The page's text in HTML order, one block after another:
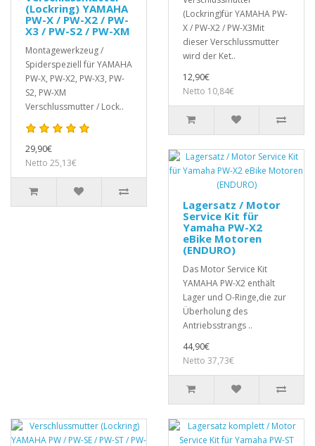
(Lockring) YAMAHA
PW-X / PW-X2 / PW-
X3 / PW-S2 / PW-XM
Montagewerkzeug /
Spiderspeziell für YAMAHA
PW-X, PW-X2, PW-X3, PW-
S2, PW-XM
Verschlussmutter / Lock..
29,90€
Netto 25,13€
(Lockring)für YAMAHA PW-
X / PW-X2 / PW-X3Mit
dieser Verschlussmutter
wird der Ket..
12,90€
Netto 10,84€
Lagersatz / Motor
Service Kit für
Yamaha PW-X2
eBike Motoren
(ENDURO)
Das Motor Service Kit
YAMAHA PW-X2 enthält
Lager und O-Ringe,die zur
Überholung des
Antriebsstrangs ..
44,90€
Netto 37,73€